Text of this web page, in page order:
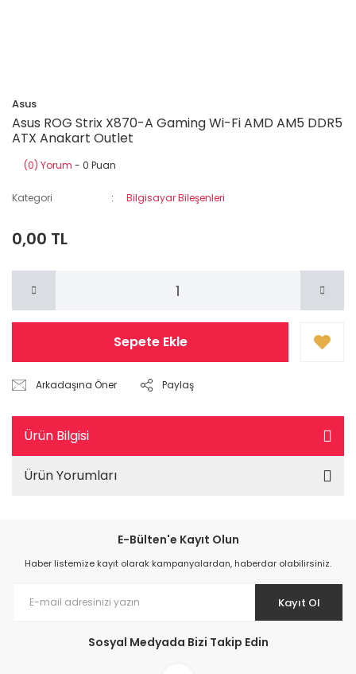
Asus
Asus ROG Strix X870-A Gaming Wi-Fi AMD AM5 DDR5
ATX Anakart Outlet
(0) Yorum - 0 Puan
Kategori Bilgisayar Bileşenleri
0,00 TL
Sepete Ekle
Arkadaşına Öner Paylaş
Ürün Bilgisi
Ürün Yorumları
E-Bülten'e Kayıt Olun
Haber listemize kayıt olarak kampanyalardan, haberdar olabilirsiniz.
Kayıt Ol
Sosyal Medyada Bizi Takip Edin